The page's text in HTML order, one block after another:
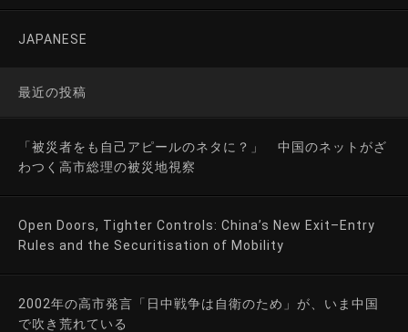
JAPANESE
最近の投稿
「被災者をも自己アピールのネタに？」 中国のネットがざ
わつく高市総理の被災地視察
Open Doors, Tighter Controls: China’s New Exit–Entry
Rules and the Securitisation of Mobility
2002年の高市発言「日中戦争は自衛のため」が、いま中国
で吹き荒れている